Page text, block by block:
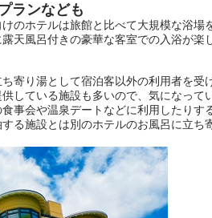
ランなども
のホテルは旅館と比べて大規模な浴場
天風呂付きの豪華な客室での入浴が楽
寄り湯として宿泊客以外の利用者を受
している施設も多いので、気になって
事会や温泉デートなどに利用したりす
る施設とは別のホテルのお風呂に立ち